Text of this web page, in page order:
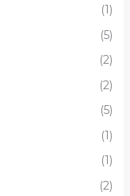
(1)
(5)
(2)
(2)
(5)
(1)
(1)
(2)